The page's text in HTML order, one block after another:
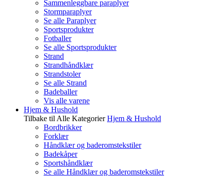
Sammenleggbare paraplyer
Stormparaplyer
Se alle Paraplyer
Sportsprodukter
Fotballer
Se alle Sportsprodukter
Strand
Strandhåndklær
Strandstoler
Se alle Strand
Badeballer
Vis alle varene
Hjem & Hushold
Tilbake til Alle Kategorier Hjem & Hushold
Bordbrikker
Forklær
Håndklær og baderomstekstiler
Badekåper
Sportshåndklær
Se alle Håndklær og baderomstekstiler